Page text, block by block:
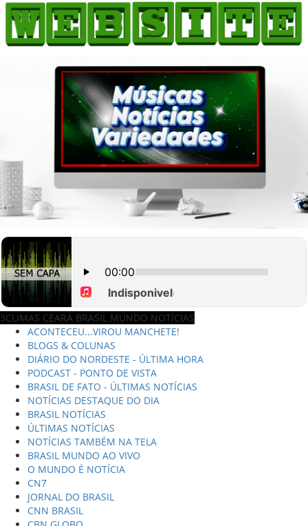
3CLIMAS CEARÁ BRASIL MUNDO NOTÍCIAS
ACONTECEU...VIROU MANCHETE!
BLOGS & COLUNAS
DIÁRIO DO NORDESTE - ÚLTIMA HORA
PODCAST - PONTO DE VISTA
BRASIL DE FATO - ÚLTIMAS NOTÍCIAS
NOTÍCIAS DESTAQUE DO DIA
BRASIL NOTÍCIAS
ÚLTIMAS NOTÍCIAS
NOTÍCIAS TAMBÉM NA TELA
BRASIL MUNDO AO VIVO
O MUNDO É NOTÍCIA
CN7
JORNAL DO BRASIL
CNN BRASIL